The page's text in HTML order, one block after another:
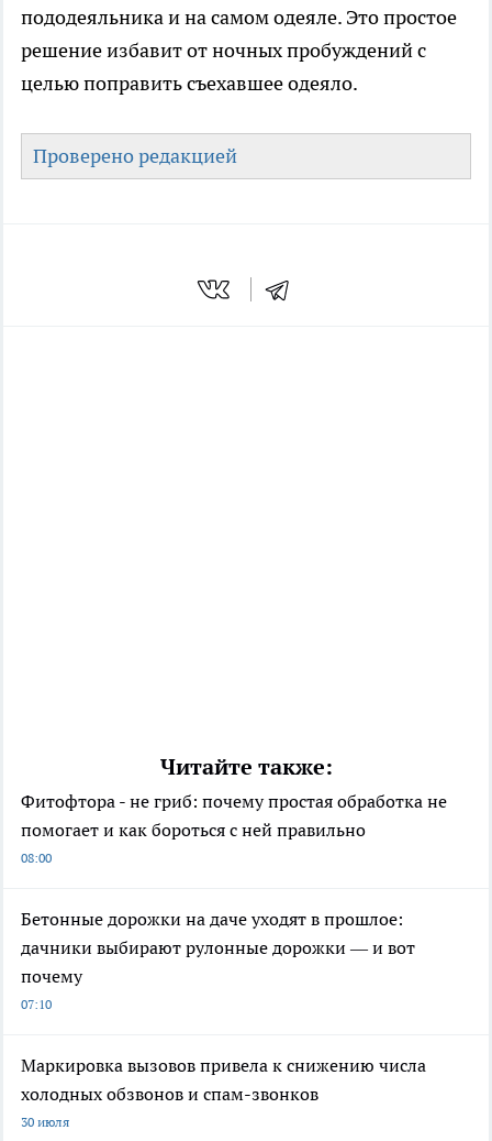
пододеяльника и на самом одеяле. Это простое
решение избавит от ночных пробуждений с
целью поправить съехавшее одеяло.
Проверено редакцией
Читайте также:
Фитофтора - не гриб: почему простая обработка не
помогает и как бороться с ней правильно
08:00
Бетонные дорожки на даче уходят в прошлое:
дачники выбирают рулонные дорожки — и вот
почему
07:10
Маркировка вызовов привела к снижению числа
холодных обзвонов и спам-звонков
30 июля